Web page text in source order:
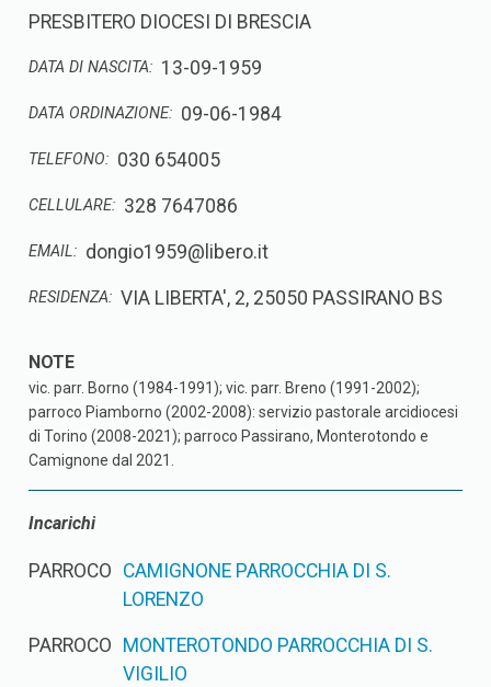
PRESBITERO DIOCESI DI BRESCIA
DATA DI NASCITA: 13-09-1959
DATA ORDINAZIONE: 09-06-1984
TELEFONO: 030 654005
CELLULARE: 328 7647086
EMAIL: dongio1959@libero.it
RESIDENZA: VIA LIBERTA', 2, 25050 PASSIRANO BS
vic. parr. Borno (1984-1991); vic. parr. Breno (1991-2002);
parroco Piamborno (2002-2008): servizio pastorale arcidiocesi
di Torino (2008-2021); parroco Passirano, Monterotondo e
Camignone dal 2021.
Incarichi
PARROCO CAMIGNONE PARROCCHIA DI S.
LORENZO
PARROCO MONTEROTONDO PARROCCHIA DI S.
VIGILIO